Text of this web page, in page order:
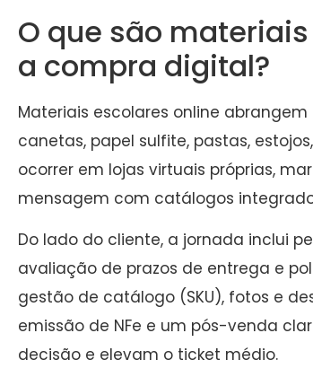
O que são
a compra digital?
Materiais escolares online
canetas, papel sulfite, pastas,
ocorrer em lojas virtuais próprias,
mensagem com catálogos
Do lado do cliente, a jornada inclui
avaliação de prazos de entrega e
gestão de catálogo (SKU), fotos e
emissão de NFe e um pós-venda
decisão e elevam o ticket médio.